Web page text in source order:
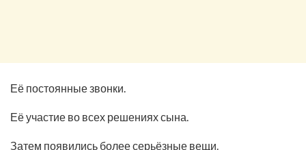
Её постоянные звонки.
Её участие во всех решениях сына.
Затем появились более серьёзные вещи.